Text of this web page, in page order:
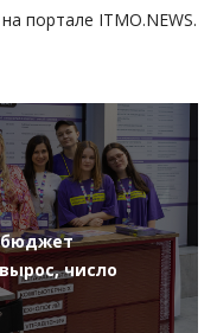
портале ITMO.NEWS.
число